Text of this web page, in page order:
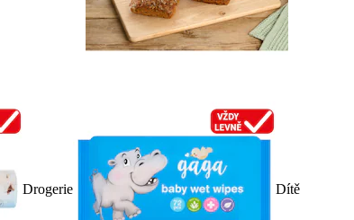
Drogerie Dítě